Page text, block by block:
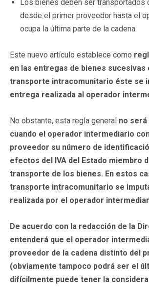
Los bienes deben ser transportados
desde el primer proveedor hasta el
ocupa la última parte de la cadena.
Este nuevo artículo establece como
en las entregas de bienes sucesivas
transporte intracomunitario éste se
entrega realizada al operador
No obstante, esta regla general no será
cuando el operador intermediario
proveedor su número de
efectos del IVA del Estado miembro
transporte de los bienes. En estos
transporte intracomunitario se
realizada por el operador
De acuerdo con la redacción de la
entenderá que el operador
proveedor de la cadena distinto del
(obviamente tampoco podrá ser el
difícilmente puede tener la